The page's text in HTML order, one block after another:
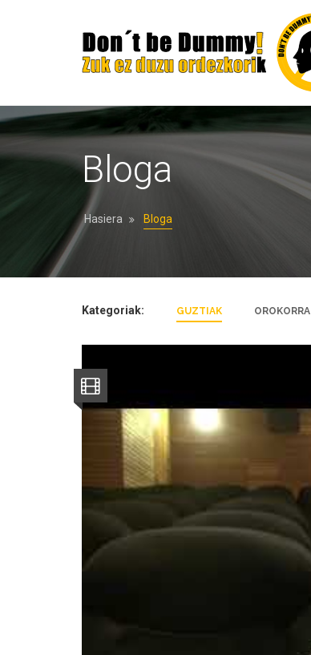
Bloga
Hasiera Bloga
Kategoriak: GUZTIAK OROKORRA